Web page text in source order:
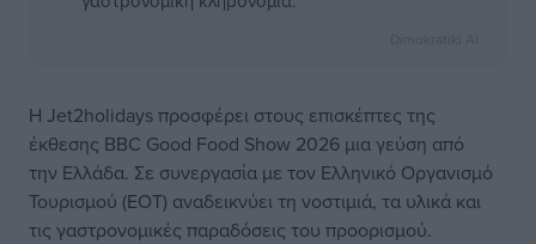
Η Jet2holidays προσφέρει στους επισκέπτες της
έκθεσης BBC Good Food Show 2026 μια γεύση από
την Ελλάδα. Σε συνεργασία με τον Ελληνικό Οργανισμό
Τουρισμού (ΕΟΤ) αναδεικνύει τη νοστιμιά, τα υλικά και
τις γαστρονομικές παραδόσεις του προορισμού.